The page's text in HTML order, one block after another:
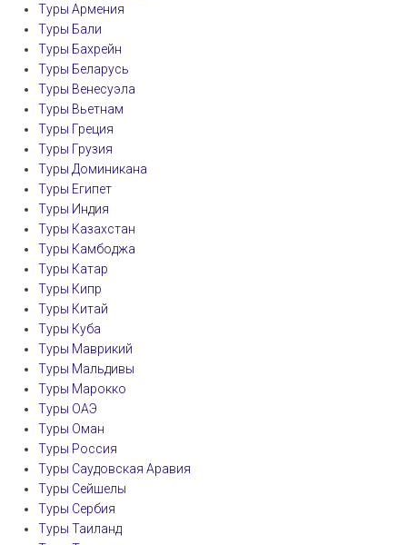
Туры Армения
Туры Бали
Туры Бахрейн
Туры Беларусь
Туры Венесуэла
Туры Вьетнам
Туры Греция
Туры Грузия
Туры Доминикана
Туры Египет
Туры Индия
Туры Казахстан
Туры Камбоджа
Туры Катар
Туры Кипр
Туры Китай
Туры Куба
Туры Маврикий
Туры Мальдивы
Туры Марокко
Туры ОАЭ
Туры Оман
Туры Россия
Туры Саудовская Аравия
Туры Сейшелы
Туры Сербия
Туры Таиланд